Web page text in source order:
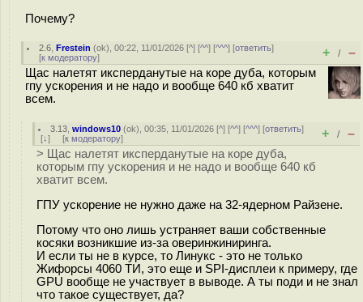
Почему?
2.6 ,Frestein (ok), 00:22, 11/01/2026 [^] [^^] [^^^] [ответить]
[к модератору] + / –
Щас налетят иксперданутые на коре дуба, которым
гпу ускорения и не надо и вообще 640 кб хватит
всем.
3.13 ,windows10 (ok), 00:35, 11/01/2026 [^] [^^] [^^^] [ответить]
[↓] [к модератору] + / –
> Щас налетят иксперданутые на коре дуба,
которым гпу ускорения и не надо и вообще 640 кб
хватит всем.
ГПУ ускорение не нужно даже на 32-ядерном Райзене.
Потому что оно лишь устраняет ваши собственные
косяки возникшие из-за оверинжиниринга.
И если ты не в курсе, то Линукс - это не только
Жифорсы 4060 ТИ, это еще и SPI-дисплеи к примеру, где
GPU вообще не участвует в выводе. А ты поди и не знал
что такое существует, да?